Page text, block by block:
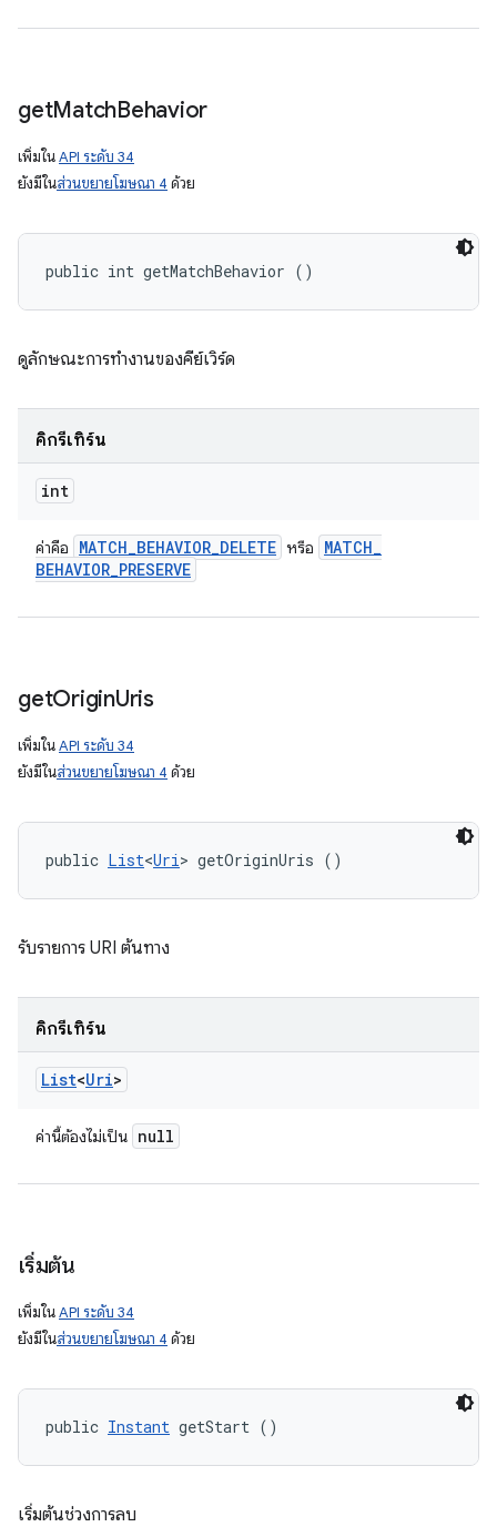
getMatchBehavior
เพิ่มในAPI ระดับ 34
ยังมีในส่วนขยายโฆษณา 4 ด้วย
public int getMatchBehavior ()
ดูลักษณะการทำงานของคีย์เวิร์ด
คิกรีเทิร์น
int
ค่าคือ MATCH_BEHAVIOR_DELETE หรือ MATCH_
BEHAVIOR_PRESERVE
getOriginUris
เพิ่มในAPI ระดับ 34
ยังมีในส่วนขยายโฆษณา 4 ด้วย
public List<Uri> getOriginUris ()
รับรายการ URI ต้นทาง
คิกรีเทิร์น
List<Uri>
ค่านี้ต้องไม่เป็น null
เริ่มต้น
เพิ่มในAPI ระดับ 34
ยังมีในส่วนขยายโฆษณา 4 ด้วย
public Instant getStart ()
เริ่มต้นช่วงการลบ